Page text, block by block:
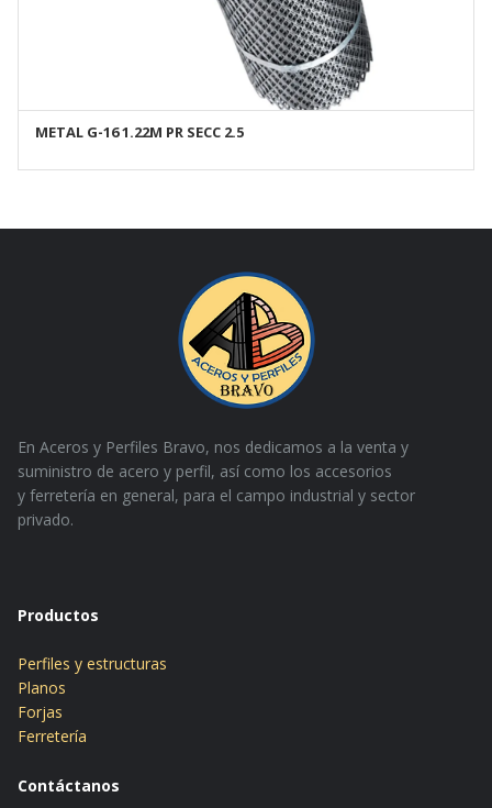
AÑADIR AL CARRITO
METAL G-16 1.22M PR SECC 2.5
En Aceros y Perfiles Bravo, nos dedicamos a la venta y
suministro de acero y perfil, así como los accesorios
y ferretería en general, para el campo industrial y sector
privado.
Productos
Perfiles y estructuras
Planos
Forjas
Ferretería
Contáctanos